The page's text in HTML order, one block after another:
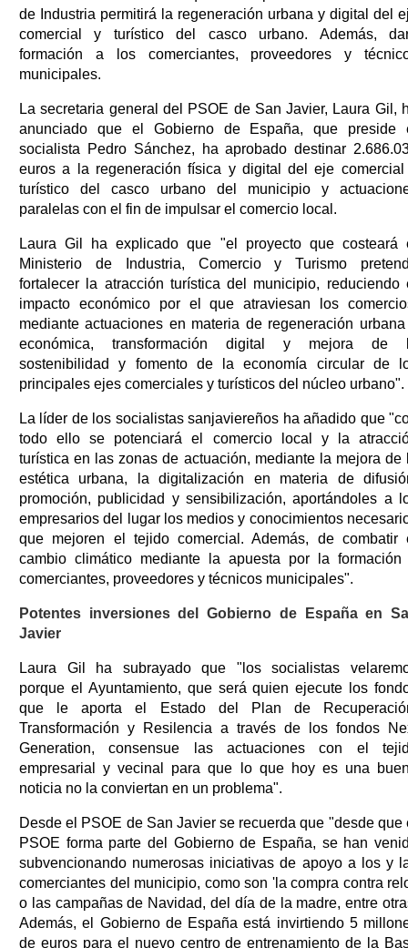
de Industria permitirá la regeneración urbana y digital del
comercial y turístico del casco urbano. Además,
formación a los comerciantes, proveedores y
municipales.
La secretaria general del PSOE de San Javier, Laura Gil,
anunciado que el Gobierno de España, que preside
socialista Pedro Sánchez, ha aprobado destinar
euros a la regeneración física y digital del eje
turístico del casco urbano del municipio y
paralelas con el fin de impulsar el comercio local.
Laura Gil ha explicado que "el proyecto que costeará
Ministerio de Industria, Comercio y Turismo
fortalecer la atracción turística del municipio, reduciendo
impacto económico por el que atraviesan los
mediante actuaciones en materia de regeneración
económica, transformación digital y mejora de
sostenibilidad y fomento de la economía circular de
principales ejes comerciales y turísticos del núcleo urbano".
La líder de los socialistas sanjaviereños ha añadido que
todo ello se potenciará el comercio local y la
turística en las zonas de actuación, mediante la mejora de
estética urbana, la digitalización en materia de
promoción, publicidad y sensibilización, aportándoles a
empresarios del lugar los medios y conocimientos
que mejoren el tejido comercial. Además, de combatir
cambio climático mediante la apuesta por la formación
comerciantes, proveedores y técnicos municipales".
Potentes inversiones del Gobierno de España en
Javier
Laura Gil ha subrayado que "los socialistas
porque el Ayuntamiento, que será quien ejecute los
que le aporta el Estado del Plan de
Transformación y Resilencia a través de los fondos
Generation, consensue las actuaciones con el
empresarial y vecinal para que lo que hoy es una
noticia no la conviertan en un problema".
Desde el PSOE de San Javier se recuerda que "desde que
PSOE forma parte del Gobierno de España, se han
subvencionando numerosas iniciativas de apoyo a los y
comerciantes del municipio, como son 'la compra contra
o las campañas de Navidad, del día de la madre, entre
Además, el Gobierno de España está invirtiendo 5
de euros para el nuevo centro de entrenamiento de la